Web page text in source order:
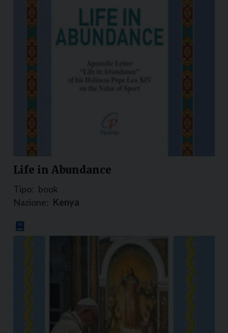
Life in Abundance
Tipo: book
Nazione: Kenya